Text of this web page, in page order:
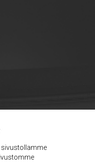
rekisteriseloste
sivustollamme